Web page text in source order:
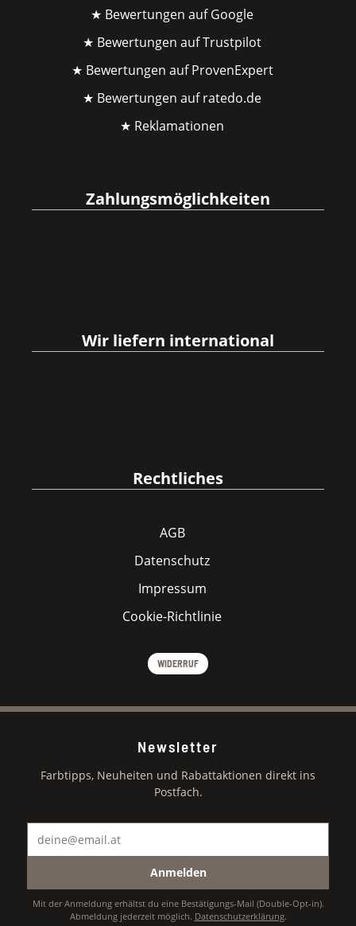
★ Bewertungen auf Google
★ Bewertungen auf Trustpilot
★ Bewertungen auf ProvenExpert
★ Bewertungen auf ratedo.de
★ Reklamationen
Zahlungsmöglichkeiten
Wir liefern international
Rechtliches
AGB
Datenschutz
Impressum
Cookie-Richtlinie
WIDERRUF
Newsletter
Farbtipps, Neuheiten und Rabattaktionen direkt ins
Postfach.
Anmelden
Mit der Anmeldung erhältst du eine Bestätigungs-Mail (Double-Opt-in).
Abmeldung jederzeit möglich. Datenschutzerklärung.